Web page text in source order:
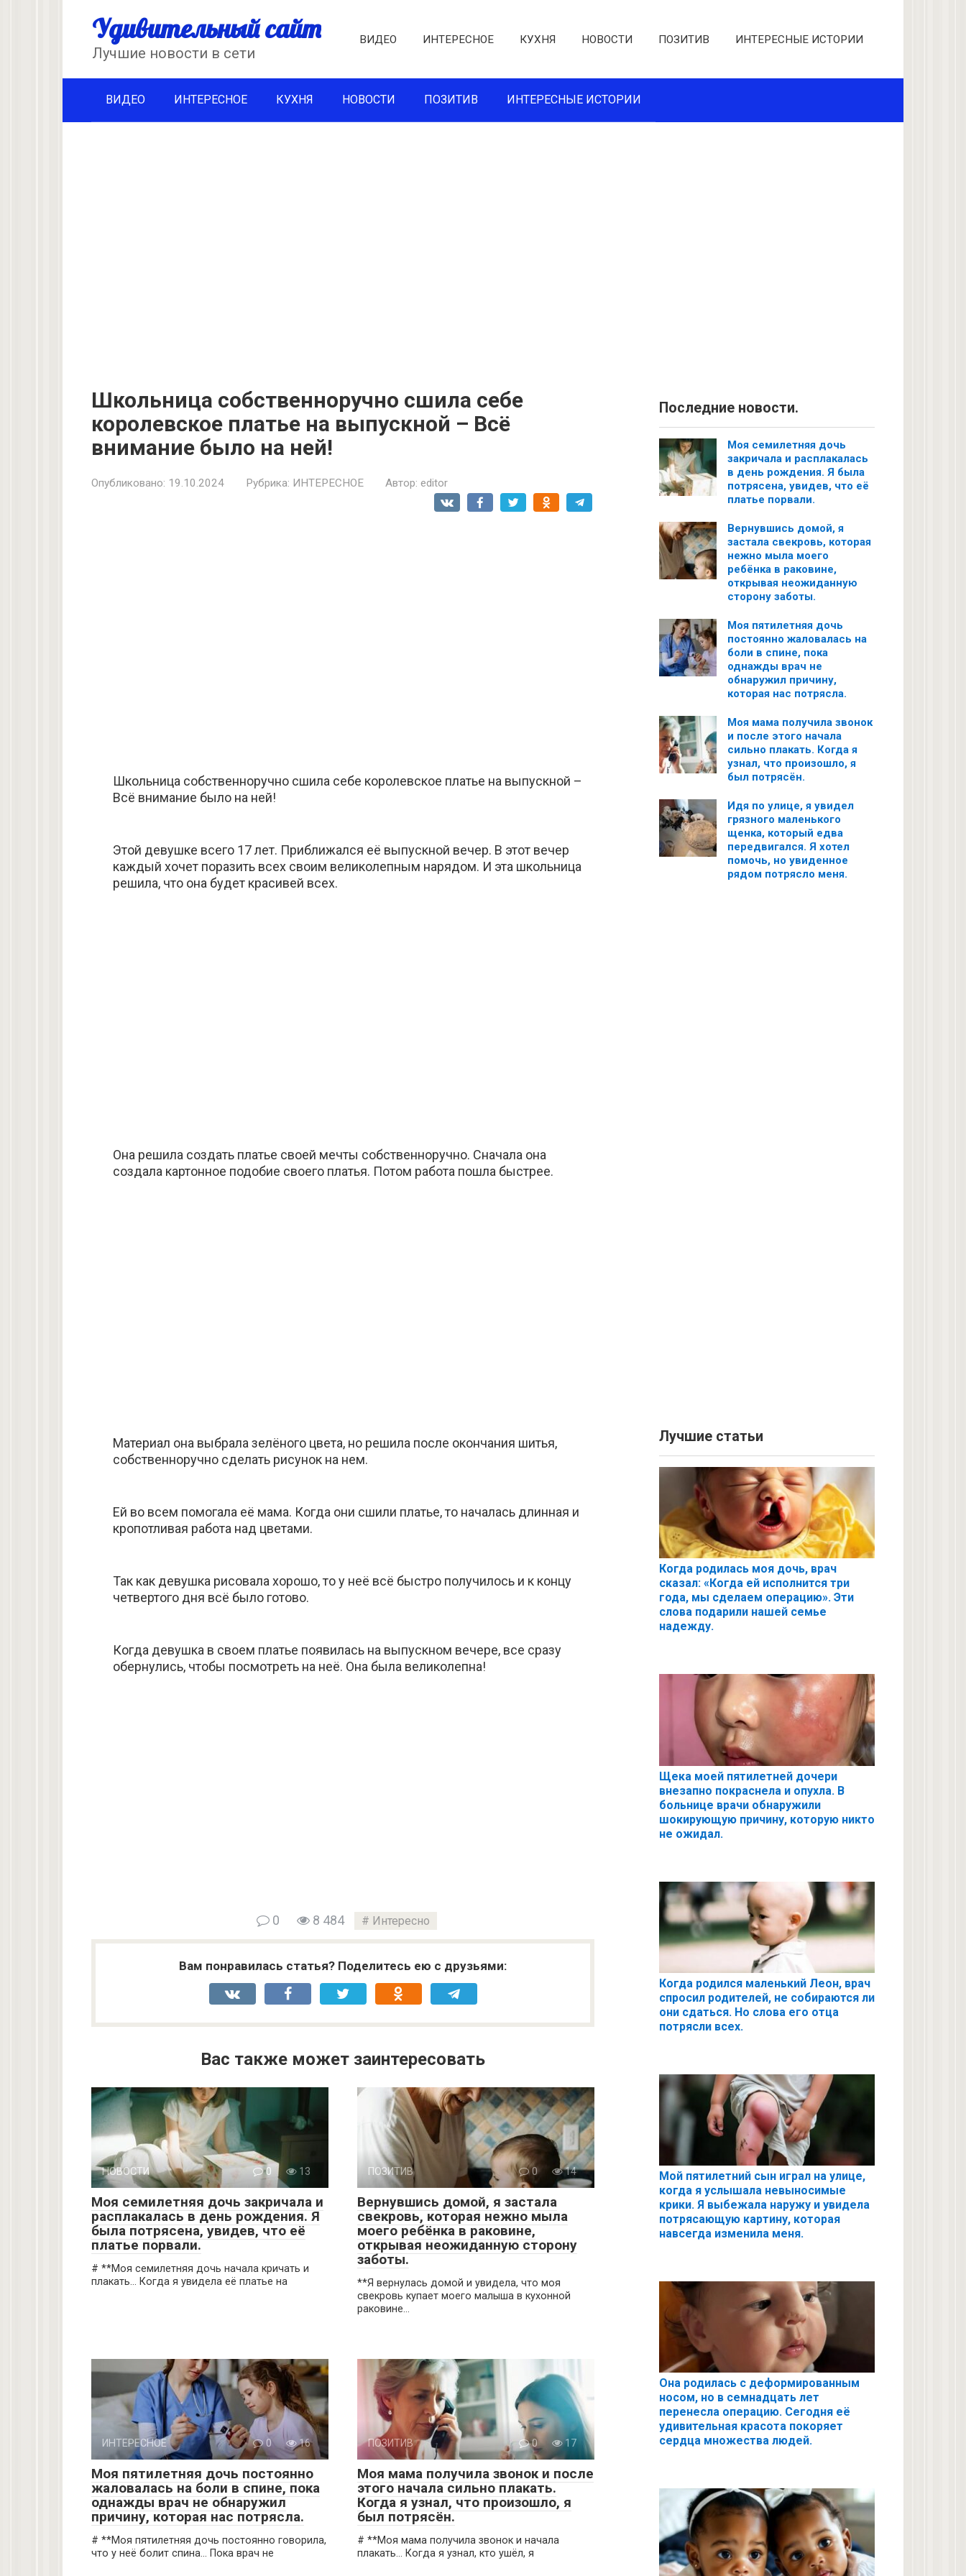
Удивительный сайт
Лучшие новости в сети
ВИДЕО ИНТЕРЕСНОЕ КУХНЯ НОВОСТИ ПОЗИТИВ ИНТЕРЕСНЫЕ ИСТОРИИ
ВИДЕО ИНТЕРЕСНОЕ КУХНЯ НОВОСТИ ПОЗИТИВ ИНТЕРЕСНЫЕ ИСТОРИИ
Школьница собственноручно сшила себе
королевское платье на выпускной – Всё
внимание было на ней!
Опубликовано: 19.10.2024 Рубрика: ИНТЕРЕСНОЕ Автор: editor
Школьница собственноручно сшила себе королевское платье на выпускной –
Всё внимание было на ней!
Этой девушке всего 17 лет. Приближался её выпускной вечер. В этот вечер
каждый хочет поразить всех своим великолепным нарядом. И эта школьница
решила, что она будет красивей всех.
Она решила создать платье своей мечты собственноручно. Сначала она
создала картонное подобие своего платья. Потом работа пошла быстрее.
Материал она выбрала зелёного цвета, но решила после окончания шитья,
собственноручно сделать рисунок на нем.
Ей во всем помогала её мама. Когда они сшили платье, то началась длинная и
кропотливая работа над цветами.
Так как девушка рисовала хорошо, то у неё всё быстро получилось и к концу
четвертого дня всё было готово.
Когда девушка в своем платье появилась на выпускном вечере, все сразу
обернулись, чтобы посмотреть на неё. Она была великолепна!
0 8 484 Интересно
Вам понравилась статья? Поделитесь ею с друзьями:
Вас также может заинтересовать
НОВОСТИ 0 13
Моя семилетняя дочь закричала и
расплакалась в день рождения. Я
была потрясена, увидев, что её
платье порвали.
# **Моя семилетняя дочь начала кричать и
плакать… Когда я увидела её платье на
ПОЗИТИВ 0 14
Вернувшись домой, я застала
свекровь, которая нежно мыла
моего ребёнка в раковине,
открывая неожиданную сторону
заботы.
**Я вернулась домой и увидела, что моя
свекровь купает моего малыша в кухонной
раковине…
ИНТЕРЕСНОЕ 0 16
Моя пятилетняя дочь постоянно
жаловалась на боли в спине, пока
однажды врач не обнаружил
причину, которая нас потрясла.
# **Моя пятилетняя дочь постоянно говорила,
что у неё болит спина… Пока врач не
ПОЗИТИВ 0 17
Моя мама получила звонок и после
этого начала сильно плакать.
Когда я узнал, что произошло, я
был потрясён.
# **Моя мама получила звонок и начала
плакать… Когда я узнал, кто ушёл, я
Последние новости.
Моя семилетняя дочь
закричала и расплакалась
в день рождения. Я была
потрясена, увидев, что её
платье порвали.
Вернувшись домой, я
застала свекровь, которая
нежно мыла моего
ребёнка в раковине,
открывая неожиданную
сторону заботы.
Моя пятилетняя дочь
постоянно жаловалась на
боли в спине, пока
однажды врач не
обнаружил причину,
которая нас потрясла.
Моя мама получила звонок
и после этого начала
сильно плакать. Когда я
узнал, что произошло, я
был потрясён.
Идя по улице, я увидел
грязного маленького
щенка, который едва
передвигался. Я хотел
помочь, но увиденное
рядом потрясло меня.
Лучшие статьи
Когда родилась моя дочь, врач
сказал: «Когда ей исполнится три
года, мы сделаем операцию». Эти
слова подарили нашей семье
надежду.
Щека моей пятилетней дочери
внезапно покраснела и опухла. В
больнице врачи обнаружили
шокирующую причину, которую никто
не ожидал.
Когда родился маленький Леон, врач
спросил родителей, не собираются ли
они сдаться. Но слова его отца
потрясли всех.
Мой пятилетний сын играл на улице,
когда я услышала невыносимые
крики. Я выбежала наружу и увидела
потрясающую картину, которая
навсегда изменила меня.
Она родилась с деформированным
носом, но в семнадцать лет
перенесла операцию. Сегодня её
удивительная красота покоряет
сердца множества людей.